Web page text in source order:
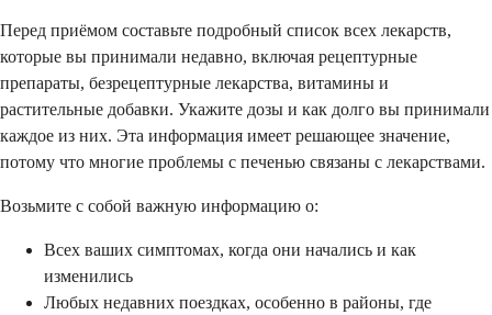
Перед приёмом составьте подробный список всех лекарств,
которые вы принимали недавно, включая рецептурные
препараты, безрецептурные лекарства, витамины и
растительные добавки. Укажите дозы и как долго вы принимали
каждое из них. Эта информация имеет решающее значение,
потому что многие проблемы с печенью связаны с лекарствами.
Возьмите с собой важную информацию о:
Всех ваших симптомах, когда они начались и как
изменились
Любых недавних поездках, особенно в районы, где